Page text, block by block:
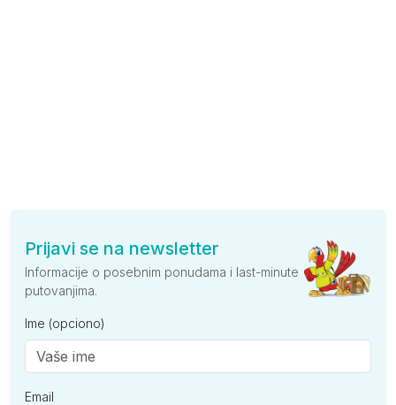
Prijavi se na newsletter
Informacije o posebnim ponudama i last-minute
putovanjima.
Ime (opciono)
Email